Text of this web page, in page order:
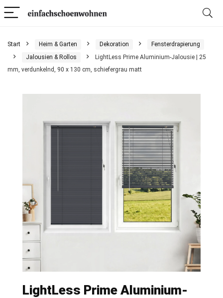
Start Heim & Garten Dekoration
Fensterdrapierung
Jalousien & Rollos
LightLess Prime Aluminium-Jalousie | 25
mm, verdunkelnd, 90 x 130 cm, schiefergrau matt
LightLess Prime Aluminium-